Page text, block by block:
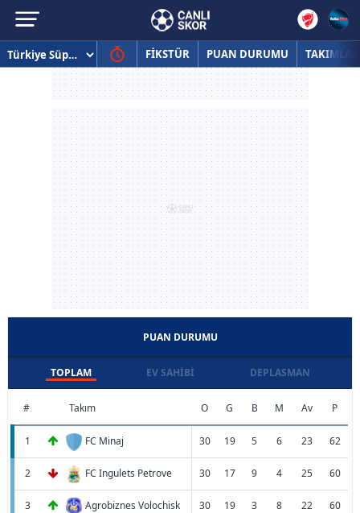
FİKSTÜR PUAN DURUMU TAKIMLAR
PUAN DURUMU
TOPLAM EV SAHIBI DEPLASMAN
# Takım O G B M Av P
1 FC Minaj 30 19 5 6 23 62
2 FC Ingulets Petrove 30 17 9 4 25 60
3 Agrobiznes Volochisk 30 19 3 8 22 60